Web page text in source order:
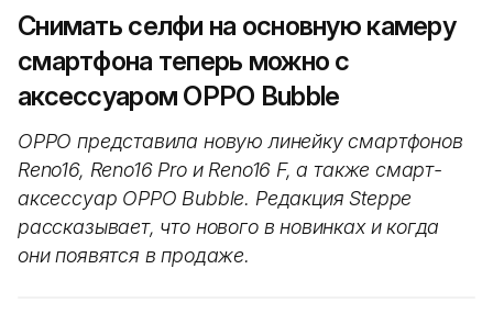
Снимать селфи на основную камеру
смартфона теперь можно с
аксессуаром OPPO Bubble
OPPO представила новую линейку смартфонов
Reno16, Reno16 Pro и Reno16 F, а также смарт-
аксессуар OPPO Bubble. Редакция Steppe
рассказывает, что нового в новинках и когда
они появятся в продаже.